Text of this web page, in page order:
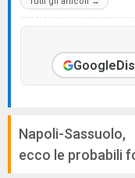
Google
Napoli-
ecco le probabili